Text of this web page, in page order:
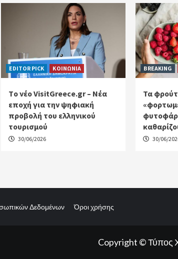
EDITOR PICK ΚΟΙΝΩΝΙΑ
Tο νέο VisitGreece.gr – Νέα
εποχή για την ψηφιακή
προβολή του ελληνικού
τουρισμού
30/06/2026
BREAKING
Τα
30/06/
Δεδομένων Όροι χρήσης
Copyright © Τύπος